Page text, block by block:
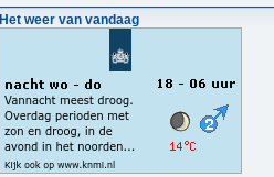
Het weer van vandaag